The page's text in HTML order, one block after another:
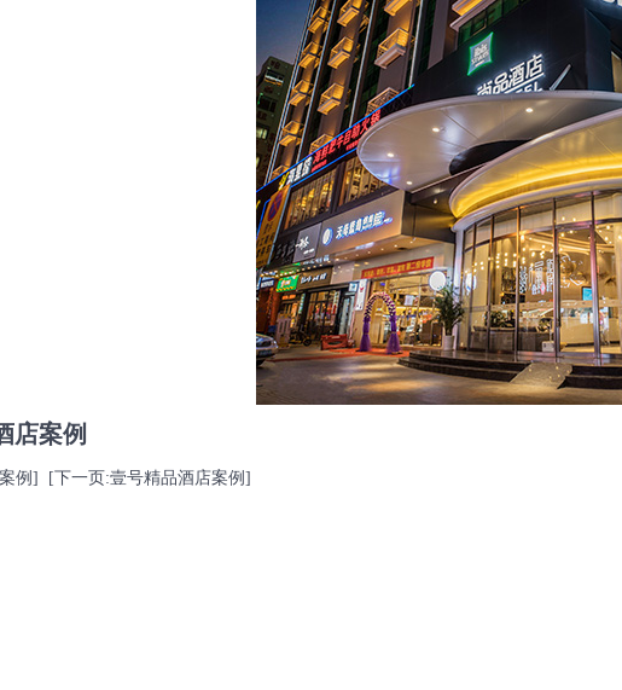
店案例
例] [下一页:壹号精品酒店案例]